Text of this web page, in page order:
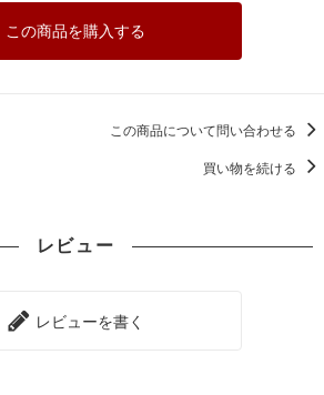
この商品を購入する
この商品について問い合わせる
買い物を続ける
レビュー
レビューを書く